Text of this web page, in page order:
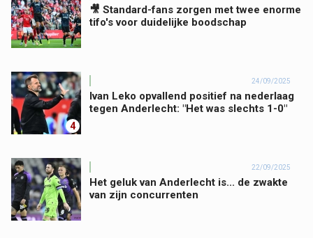
🎥 Standard-fans zorgen met twee enorme
tifo's voor duidelijke boodschap
4
24/09/2025
Ivan Leko opvallend positief na nederlaag
tegen Anderlecht: "Het was slechts 1-0"
22/09/2025
Het geluk van Anderlecht is... de zwakte
van zijn concurrenten